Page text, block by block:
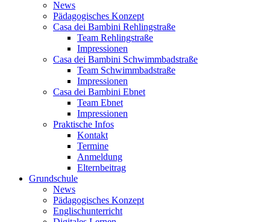
News
Pädagogisches Konzept
Casa dei Bambini Rehlingstraße
Team Rehlingstraße
Impressionen
Casa dei Bambini Schwimmbadstraße
Team Schwimmbadstraße
Impressionen
Casa dei Bambini Ebnet
Team Ebnet
Impressionen
Praktische Infos
Kontakt
Termine
Anmeldung
Elternbeitrag
Grundschule
News
Pädagogisches Konzept
Englischunterricht